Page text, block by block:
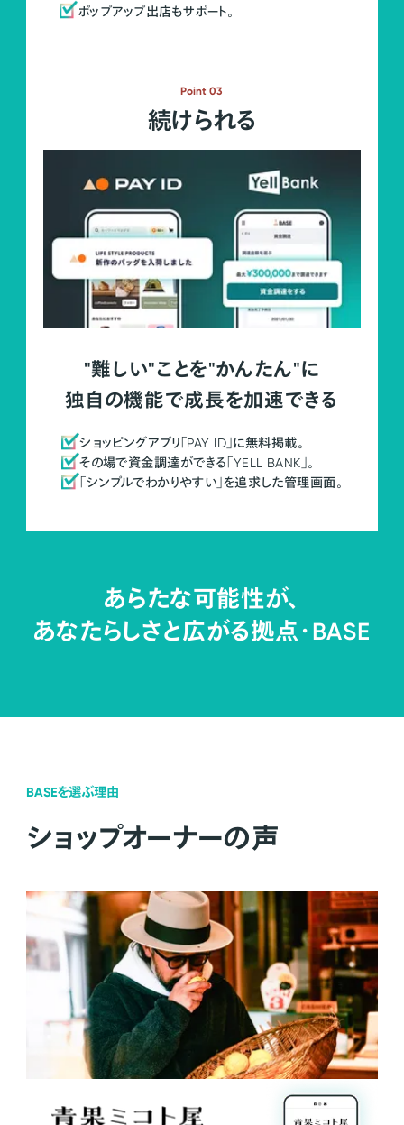
ポップアップ出店もサポート。
Point 03
続けられる
"難しい"ことを"かんたん"に
独自の機能で成長を加速できる
ショッピングアプリ「PAY ID」に無料掲載。
その場で資金調達ができる「YELL BANK」。
「シンプルでわかりやすい」を追求した管理画面。
あらたな可能性が、
あなたらしさと広がる拠点・BASE
BASEを選ぶ理由
ショップオーナーの声